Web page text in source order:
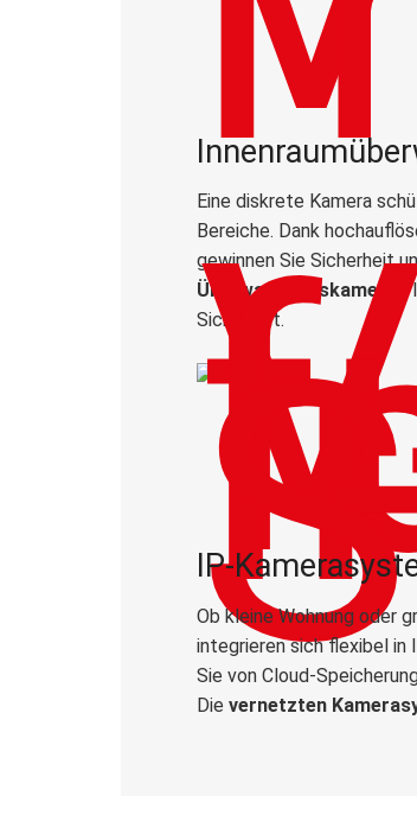
Eine diskrete Kamera
Bereiche. Dank
gewinnen Sie Sicherheit
Überwachungskameras
Sicherheit.
IP-
Ob kleine Wohnung oder
integrieren sich flexibel
Sie von Cloud-
Die vernetzten